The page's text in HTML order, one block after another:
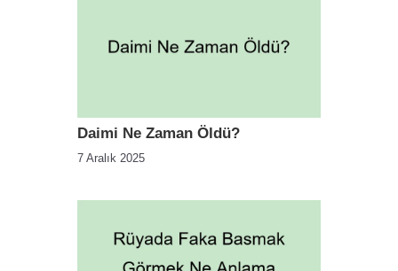
Daimi Ne Zaman Öldü?
7 Aralık 2025